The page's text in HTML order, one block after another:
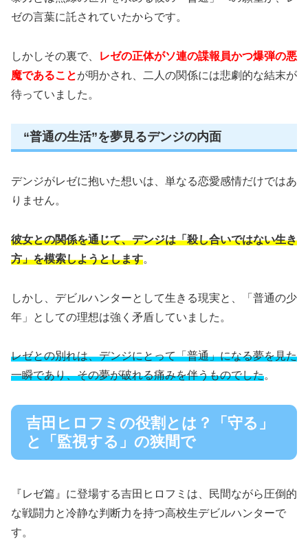
ゼの言葉に託されていたからです。
しかしその裏で、
レゼの正体がソ連の諜報員かつ爆弾の悪
魔であることが明かされ、二人の関係には悲劇的な結末が
待っていました。
“普通の生活”を夢見るデンジの内面
デンジがレゼに抱いた想いは、単なる恋愛感情だけではあ
りません。
彼女との関係を通じて、デンジは「殺し合いではない生き
方」を模索しようとします。
しかし、デビルハンターとして生きる現実と、「普通の少
年」としての理想は強く矛盾していました。
レゼとの別れは、デンジにとって「普通」になる夢を見た
一瞬であり、その夢が破れる痛みを伴うものでした。
吉田ヒロフミの役割とは？「守る」
と「監視する」の狭間で
『レゼ篇』に登場する吉田ヒロフミは、民間ながら圧倒的
な戦闘力と冷静な判断力を持つ高校生デビルハンターで
す。